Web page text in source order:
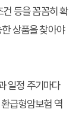
등을 꼼꼼히 확
상품을 찾아야
일정 주기마다
급형암보험 역